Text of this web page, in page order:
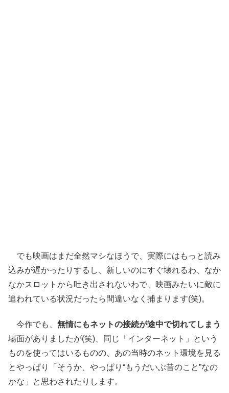
でも映画はまだ全然マシなほうで、実際にはもっと読み
込みが遅かったりするし、新しいのにすぐ壊れるわ、なか
なかスロットから吐き出されないわで、映画みたいに敵に
追われている状況だったら間違いなく捕まります(笑)。
今作でも、 無情にもネットの接続が途中で切れてしまう
場面がありましたが(笑)、同じ「インターネット」という
ものを使ってはいるものの、あの当時のネット環境を見る
とやっぱり「そうか、やっぱり“もうだいぶ昔のこと”なの
かな」と思わされたりします。